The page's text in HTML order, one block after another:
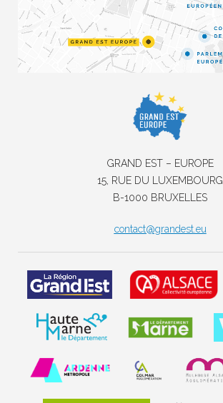
GRAND EST – EUROPE
15, RUE DU LUXEMBOURG
B-1000 BRUXELLES
contact@grandest.eu